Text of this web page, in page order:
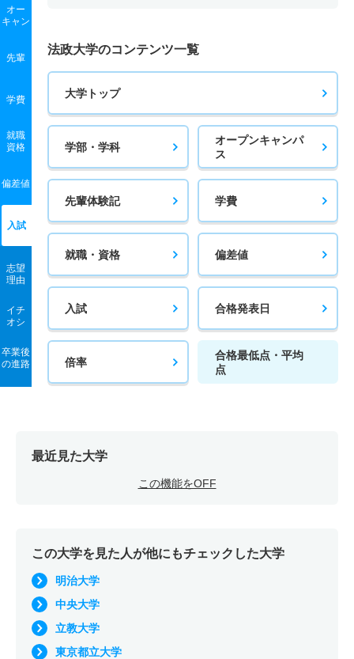
オー
キャン
先輩
学費
就職
資格
偏差値
入試
志望
理由
イチ
オシ
卒業後
の進路
法政大学のコンテンツ一覧
大学トップ
学部・学科
オープンキャンパ
ス
先輩体験記 学費
就職・資格 偏差値
入試 合格発表日
倍率
合格最低点・平均
点
最近見た大学
この機能をOFF
この大学を見た人が他にもチェックした大学
明治大学
中央大学
立教大学
東京都立大学